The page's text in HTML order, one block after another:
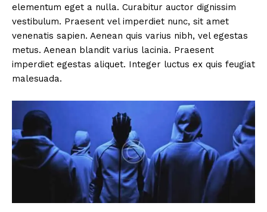
elementum eget a nulla. Curabitur auctor dignissim
vestibulum. Praesent vel imperdiet nunc, sit amet
venenatis sapien. Aenean quis varius nibh, vel egestas
metus. Aenean blandit varius lacinia. Praesent
imperdiet egestas aliquet. Integer luctus ex quis feugiat
malesuada.